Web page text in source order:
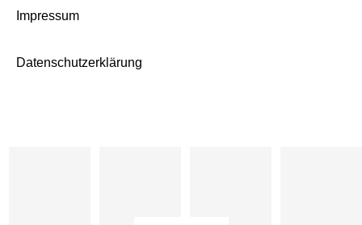
Impressum
Datenschutzerklärung